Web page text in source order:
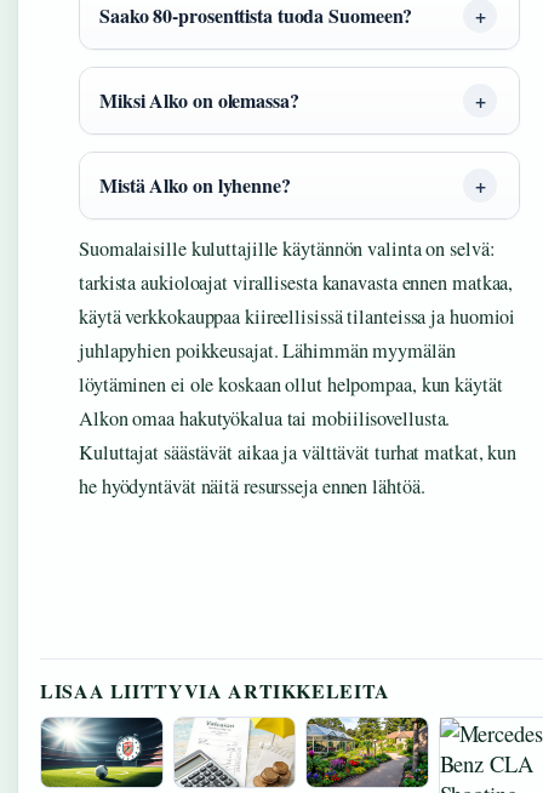
Saako 80-prosenttista tuoda Suomeen?
Miksi Alko on olemassa?
Mistä Alko on lyhenne?
Suomalaisille kuluttajille käytännön valinta on selvä:
tarkista aukioloajat virallisesta kanavasta ennen matkaa,
käytä verkkokauppaa kiireellisissä tilanteissa ja huomioi
juhlapyhien poikkeusajat. Lähimmän myymälän
löytäminen ei ole koskaan ollut helpompaa, kun käytät
Alkon omaa hakutyökalua tai mobiilisovellusta.
Kuluttajat säästävät aikaa ja välttävät turhat matkat, kun
he hyödyntävät näitä resursseja ennen lähtöä.
LISAA LIITTYVIA ARTIKKELEITA